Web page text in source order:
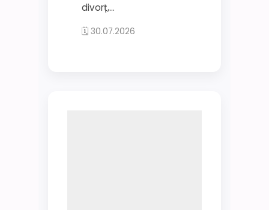
divorț,...
🗓 30.07.2026